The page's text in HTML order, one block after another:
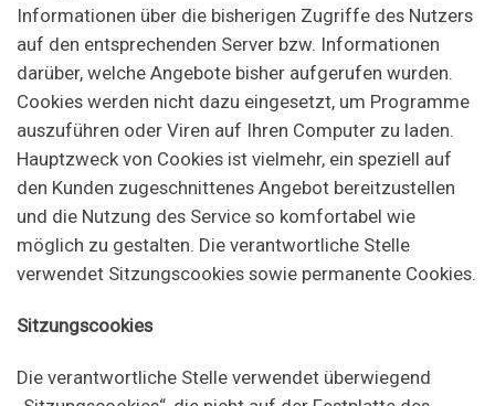
Informationen über die bisherigen Zugriffe des Nutzers
auf den entsprechenden Server bzw. Informationen
darüber, welche Angebote bisher aufgerufen wurden.
Cookies werden nicht dazu eingesetzt, um Programme
auszuführen oder Viren auf Ihren Computer zu laden.
Hauptzweck von Cookies ist vielmehr, ein speziell auf
den Kunden zugeschnittenes Angebot bereitzustellen
und die Nutzung des Service so komfortabel wie
möglich zu gestalten. Die verantwortliche Stelle
verwendet Sitzungscookies sowie permanente Cookies.
Sitzungscookies
Die verantwortliche Stelle verwendet überwiegend